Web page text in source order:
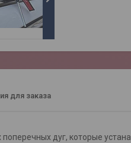
для заказа
дуг, которые